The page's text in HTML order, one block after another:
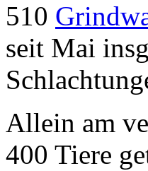
510
seit Mai
Allein am
400 Tiere